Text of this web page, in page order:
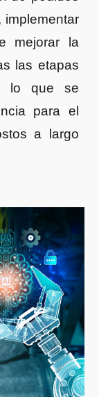
implementar
mejorar la
las etapas
lo que se
para el
a largo